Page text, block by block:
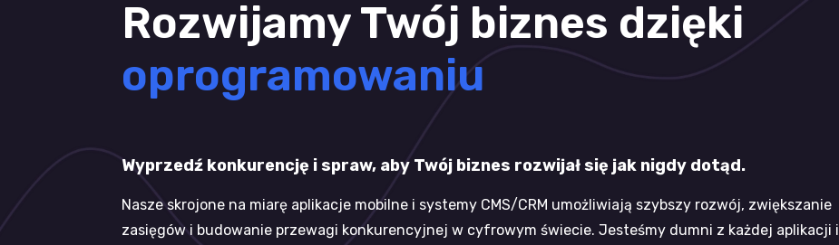
Rozwijamy Twój biznes dzięki
oprogramowaniu
Wyprzedź konkurencję i spraw, aby Twój biznes rozwijał się jak nigdy dotąd.
Nasze skrojone na miarę aplikacje mobilne i systemy CMS/CRM umożliwiają szybszy rozwój, zwiększanie
zasięgów i budowanie przewagi konkurencyjnej w cyfrowym świecie. Jesteśmy dumni z każdej aplikacji i